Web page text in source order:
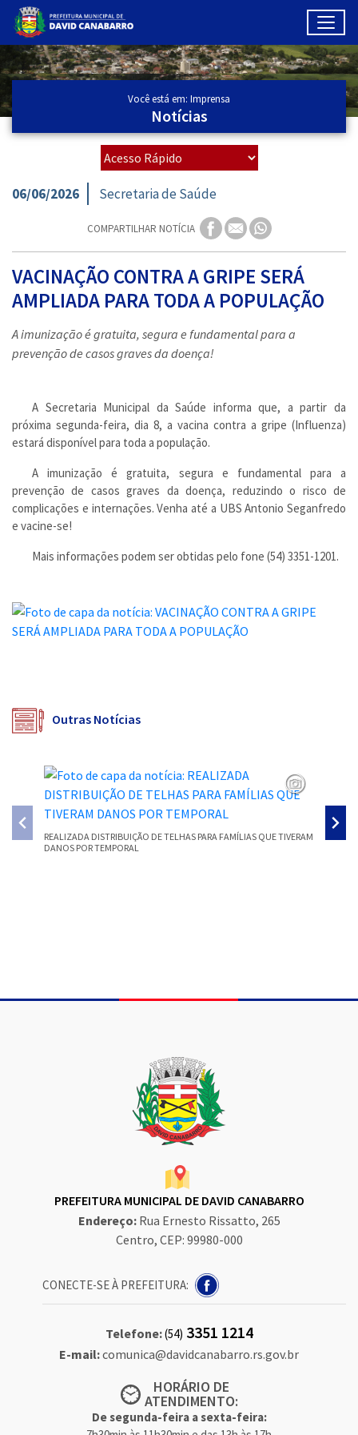
Ir para conteúdo principal
Conteúdo Principal
Você está em: Imprensa
Notícias
06/06/2026 Secretaria de Saúde
COMPARTILHAR NOTÍCIA
VACINAÇÃO CONTRA A GRIPE SERÁ
AMPLIADA PARA TODA A POPULAÇÃO
A imunização é gratuita, segura e fundamental para a
prevenção de casos graves da doença!
A Secretaria Municipal da Saúde informa que, a partir da
próxima segunda-feira, dia 8, a vacina contra a gripe (Influenza)
estará disponível para toda a população.
A imunização é gratuita, segura e fundamental para a
prevenção de casos graves da doença, reduzindo o risco de
complicações e internações. Venha até a UBS Antonio Seganfredo
e vacine-se!
Mais informações podem ser obtidas pelo fone (54) 3351-1201.
Outras Notícias
REALIZADA DISTRIBUIÇÃO DE TELHAS PARA FAMÍLIAS QUE TIVERAM
DANOS POR TEMPORAL
PREFEITURA MUNICIPAL DE DAVID CANABARRO
Endereço: Rua Ernesto Rissatto, 265
Centro, CEP: 99980-000
CONECTE-SE À PREFEITURA:
Telefone:(54) 3351 1214
E-mail:comunica@davidcanabarro.rs.gov.br
HORÁRIO DE
ATENDIMENTO:
De segunda-feira a sexta-feira: